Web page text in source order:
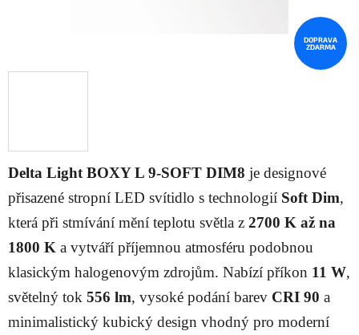
Delta Light BOXY L 9-SOFT DIM8 je designové
přisazené stropní LED svítidlo s technologií Soft Dim,
která při stmívání mění teplotu světla z 2700 K až na
1800 K a vytváří příjemnou atmosféru podobnou
klasickým halogenovým zdrojům. Nabízí příkon 11 W,
světelný tok 556 lm, vysoké podání barev CRI 90 a
minimalistický kubický design vhodný pro moderní
DOPRAVA
ZDARMA